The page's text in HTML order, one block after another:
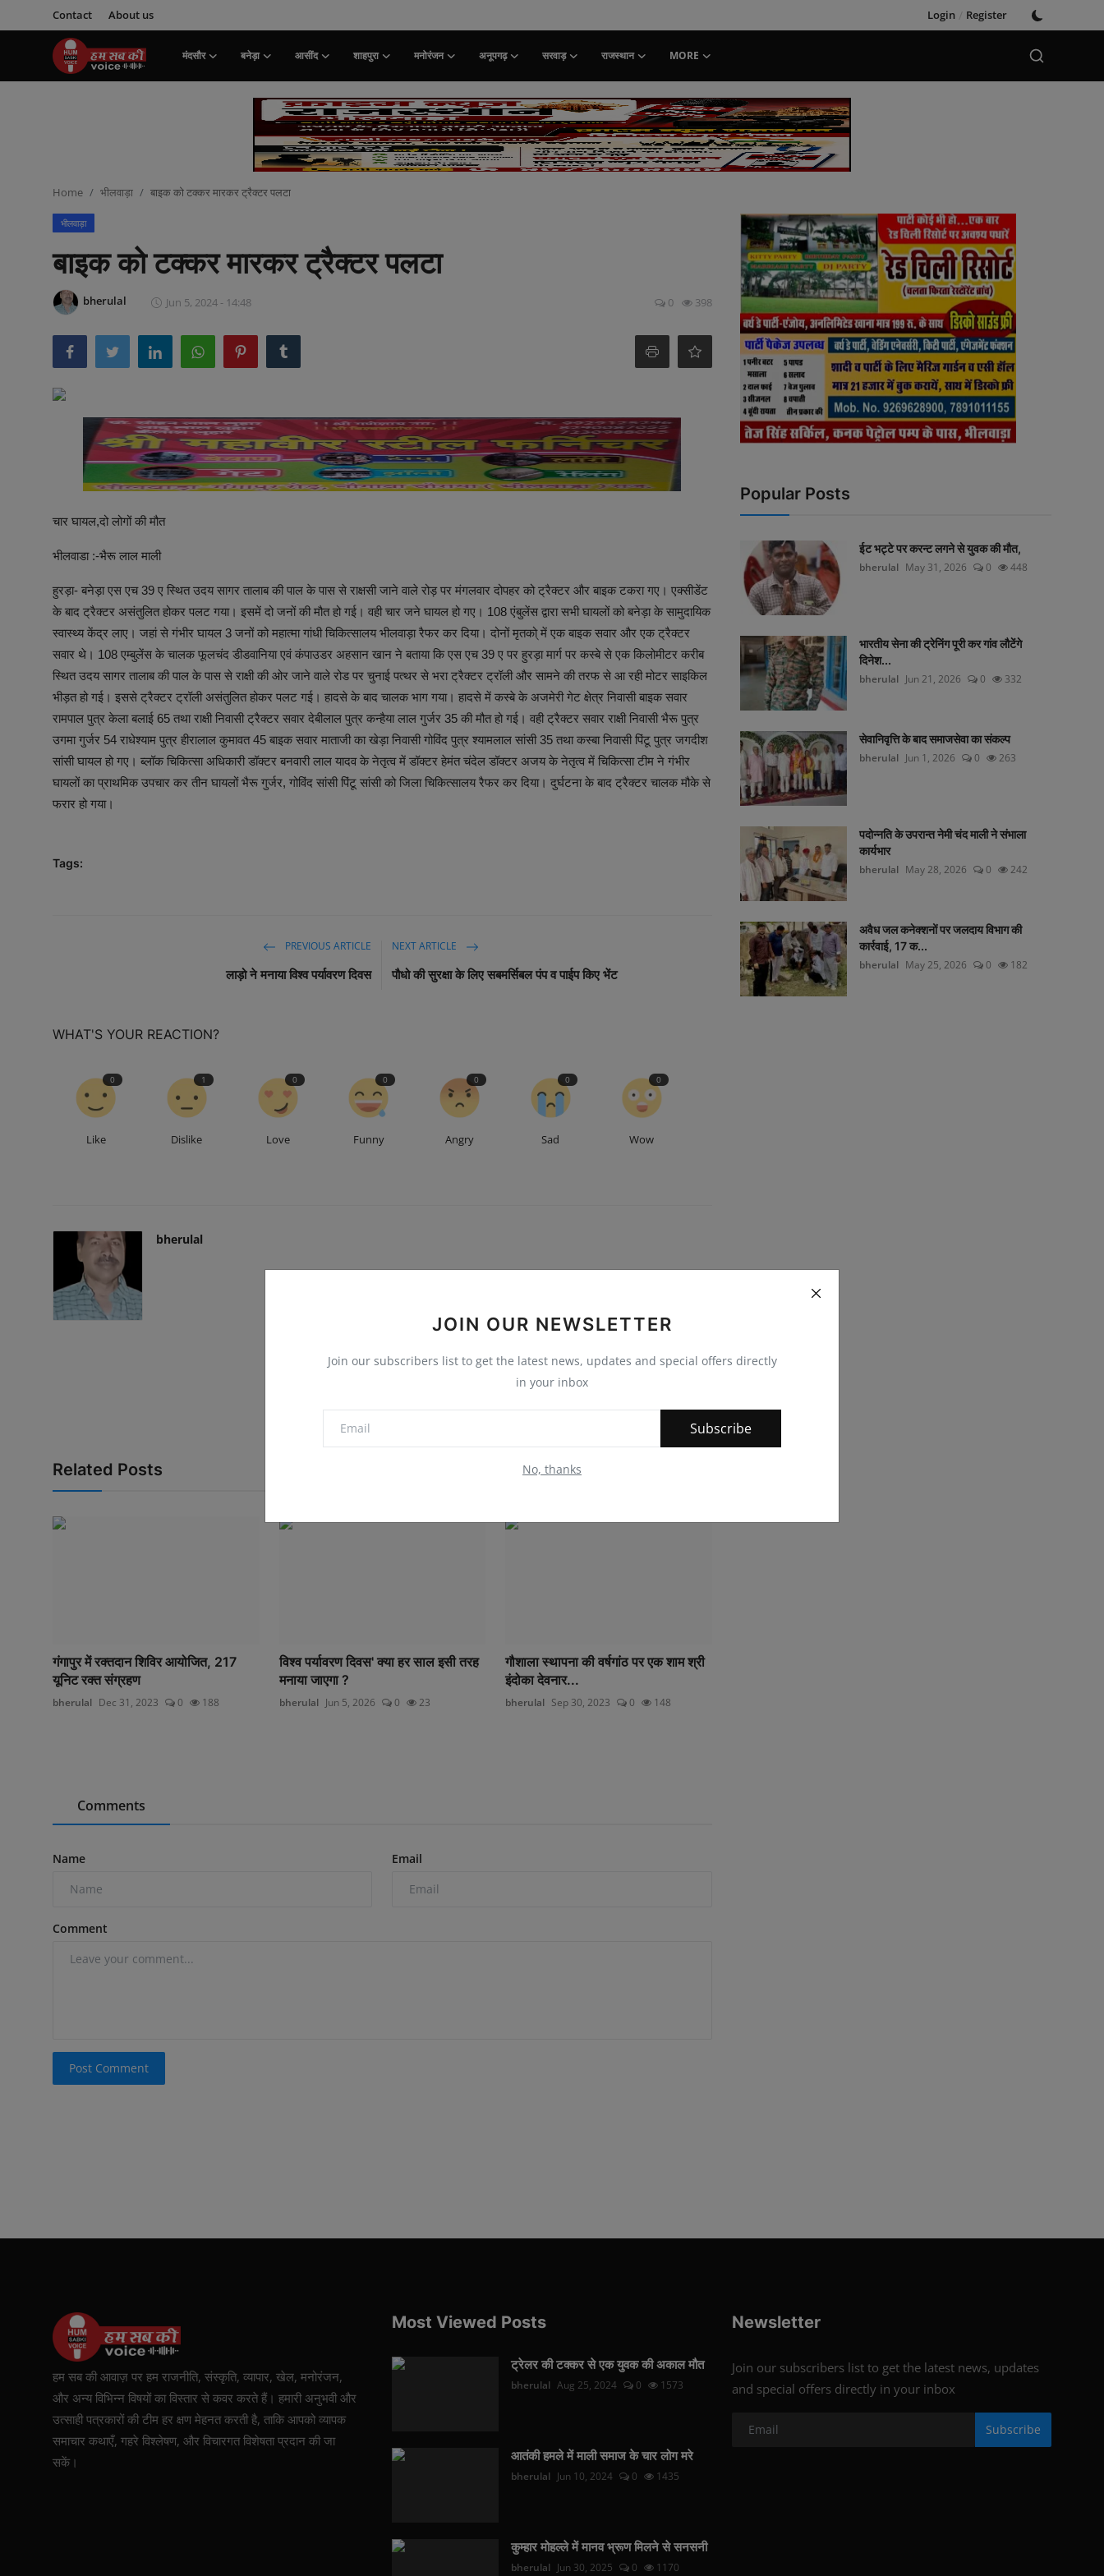
Contact About us Login / Register
मंदसौर बनेड़ा आसींद शाहपुरा मनोरंजन अनूपगढ़ सरवाड़ राजस्थान MORE
JOIN OUR NEWSLETTER
Join our subscribers list to get the latest news, updates and special offers directly
in your inbox
Subscribe
No, thanks
Home भीलवाड़ा बाइक को टक्कर मारकर ट्रैक्टर पलटा
भीलवाड़ा
बाइक को टक्कर मारकर ट्रैक्टर पलटा
bherulal Jun 5, 2024 - 14:48 0 398
चार घायल,दो लोगों की मौत
भीलवाडा :-भैरू लाल माली
हुरड़ा- बनेड़ा एस एच 39 ए स्थित उदय सागर तालाब की पाल के पास से राक्षसी जाने वाले रोड़ पर मंगलवार दोपहर को ट्रैक्टर और बाइक टकरा गए। एक्सीडेंट
के बाद ट्रैक्टर असंतुलित होकर पलट गया। इसमें दो जनों की मौत हो गई। वही चार जने घायल हो गए। 108 एंबुलेंस द्वारा सभी घायलों को बनेड़ा के सामुदायिक
स्वास्थ्य केंद्र लाए। जहां से गंभीर घायल 3 जनों को महात्मा गांधी चिकित्सालय भीलवाड़ा रैफर कर दिया। दोनों मृतको् में एक बाइक सवार और एक ट्रैक्टर
सवार थे। 108 एम्बुलेंस के चालक फूलचंद डीडवानिया एवं कंपाउडर अहसान खान ने बताया कि एस एच 39 ए पर हुरड़ा मार्ग पर कस्बे से एक किलोमीटर करीब
स्थित उदय सागर तालाब की पाल के पास से राक्षी की ओर जाने वाले रोड पर चुनाई पत्थर से भरा ट्रैक्टर ट्रॉली और सामने की तरफ से आ रही मोटर साइकिल
भीड़त हो गई। इससे ट्रैक्टर ट्रॉली असंतुलित होकर पलट गई। हादसे के बाद चालक भाग गया। हादसे में कस्बे के अजमेरी गेट क्षेत्र निवासी बाइक सवार
रामपाल पुत्र केला बलाई 65 तथा राक्षी निवासी ट्रैक्टर सवार देबीलाल पुत्र कन्हैया लाल गुर्जर 35 की मौत हो गई। वही ट्रैक्टर सवार राक्षी निवासी भैरू पुत्र
उगमा गुर्जर 54 राधेश्याम पुत्र हीरालाल कुमावत 45 बाइक सवार माताजी का खेड़ा निवासी गोविंद पुत्र श्यामलाल सांसी 35 तथा कस्बा निवासी पिंटू पुत्र जगदीश
सांसी घायल हो गए। ब्लॉक चिकित्सा अधिकारी डॉक्टर बनवारी लाल यादव के नेतृत्व में डॉक्टर हेमंत चंदेल डॉक्टर अजय के नेतृत्व में चिकित्सा टीम ने गंभीर
घायलों का प्राथमिक उपचार कर तीन घायलों भैरू गुर्जर, गोविंद सांसी पिंटू सांसी को जिला चिकित्सालय रैफर कर दिया। दुर्घटना के बाद ट्रैक्टर चालक मौके से
फरार हो गया।
Tags:
PREVIOUS ARTICLE
लाड़ो ने मनाया विश्व पर्यावरण दिवस
NEXT ARTICLE
पौधो की सुरक्षा के लिए सबमर्सिबल पंप व पाईप किए भेंट
WHAT'S YOUR REACTION?
0
Like
1
Dislike
0
Love
0
Funny
0
Angry
0
Sad
0
Wow
bherulal
Related Posts
गंगापुर में रक्तदान शिविर आयोजित, 217
यूनिट रक्त संग्रहण
bherulal Dec 31, 2023 0 188
विश्व पर्यावरण दिवस' क्या हर साल इसी तरह
मनाया जाएगा ?
bherulal Jun 5, 2026 0 23
गौशाला स्थापना की वर्षगांठ पर एक शाम श्री
इंदोका देवनार...
bherulal Sep 30, 2023 0 148
Comments
Name Email
Comment
Post Comment
Popular Posts
ईट भट्टे पर करन्ट लगने से युवक की मौत,
bherulal May 31, 2026 0 448
भारतीय सेना की ट्रेनिंग पूरी कर गांव लौटेंगे
दिनेश...
bherulal Jun 21, 2026 0 332
सेवानिवृत्ति के बाद समाजसेवा का संकल्प
bherulal Jun 1, 2026 0 263
पदोन्नति के उपरान्त नेमी चंद माली ने संभाला
कार्यभार
bherulal May 28, 2026 0 242
अवैध जल कनेक्शनों पर जलदाय विभाग की
कार्रवाई, 17 क...
bherulal May 25, 2026 0 182
हम सब की आवाज़ पर हम राजनीति, संस्कृति, व्यापार, खेल, मनोरंजन,
और अन्य विभिन्न विषयों का विस्तार से कवर करते हैं। हमारी अनुभवी और
उत्साही पत्रकारों की टीम हर क्षण मेहनत करती है, ताकि आपको व्यापक
समाचार कथाएँ, गहरे विश्लेषण, और विचारगत विशेषता प्रदान की जा
सकें।
Most Viewed Posts
ट्रेलर की टक्कर से एक युवक की अकाल मौत
bherulal Aug 25, 2024 0 1573
आतंकी हमले में माली समाज के चार लोग मरे
bherulal Jun 10, 2024 0 1435
कुम्हार मोहल्ले में मानव भ्रूण मिलने से सनसनी
bherulal Jun 30, 2025 0 1170
Newsletter
Join our subscribers list to get the latest news, updates
and special offers directly in your inbox
Subscribe